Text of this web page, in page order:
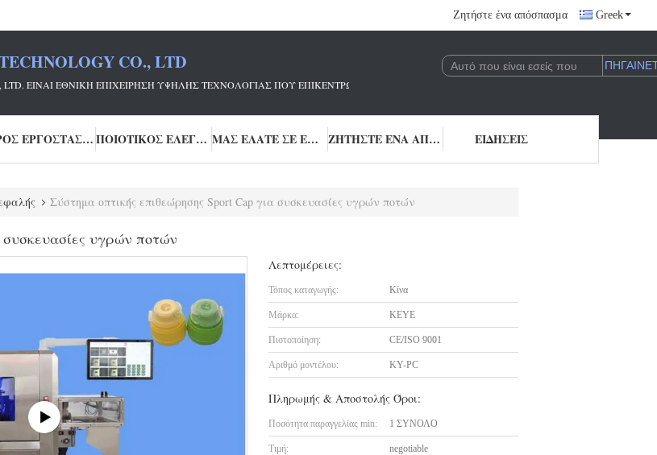
Ζητήστε ένα απόσπασμα Greek
CO., LTD
CO., LTD. ΕΊΝΑΙ ΕΘΝΙΚΉ ΕΠΙΧΕΊΡΗΣΗ ΥΨΗΛΉΣ ΤΕΧΝΟΛΟΓΊΑΣ ΠΟΥ ΕΠΙΚΕΝΤΡΏΝΕΤΑΙ ΣΤΗΝ ΈΡΕΥΝΑ ΚΑΙ ΑΝΆΠΤΥΞΗ ΚΑΙ ΤΗΝ
ΓΎΡΟΣ ΕΡΓΟΣΤΑΣΊΩΝ ΠΟΙΟΤΙΚΌΣ ΈΛΕΓΧΟΣ ΜΑΣ ΕΛΆΤΕ ΣΕ ΕΠΑΦΉ ΜΕ ΖΗΤΉΣΤΕ ΈΝΑ ΑΠΌΣΠΑΣΜΑ ΕΙΔΉΣΕΙΣ
Σύστημα οπτικής επιθεώρησης Sport Cap για συσκευασίες υγρών ποτών
συσκευασίες υγρών ποτών
Λεπτομέρειες:
Τόπος καταγωγής: Κίνα
Μάρκα: KEYE
Πιστοποίηση: CE/ISO 9001
Αριθμό μοντέλου: ΚΥ-PC
Πληρωμής & Αποστολής Όροι:
Ποσότητα παραγγελίας min: 1 ΣΥΝΟΛΟ
Τιμή: negotiable